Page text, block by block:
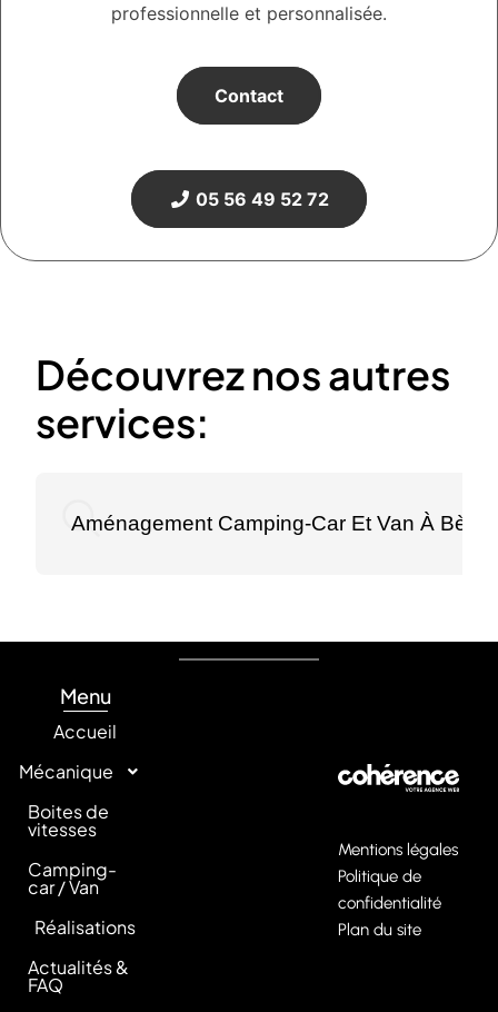
professionnelle et personnalisée.
Contact
05 56 49 52 72
Découvrez nos autres
services:
Aménagement Camping-Car Et Van À
Menu
Accueil
Mécanique
Boites de
vitesses
Camping-
car / Van
Réalisations
Actualités &
FAQ
Mentions légales
Politique de
confidentialité
Plan du site